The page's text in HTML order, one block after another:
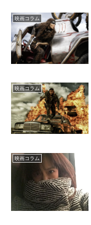
映画コラム
映画コラム
映画コラム